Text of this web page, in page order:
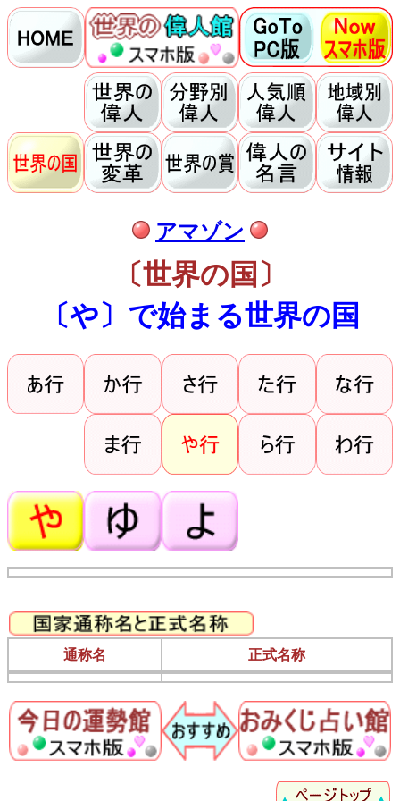
アマゾン
〔世界の国〕
〔や〕で始まる世界の国
通称名 正式名称